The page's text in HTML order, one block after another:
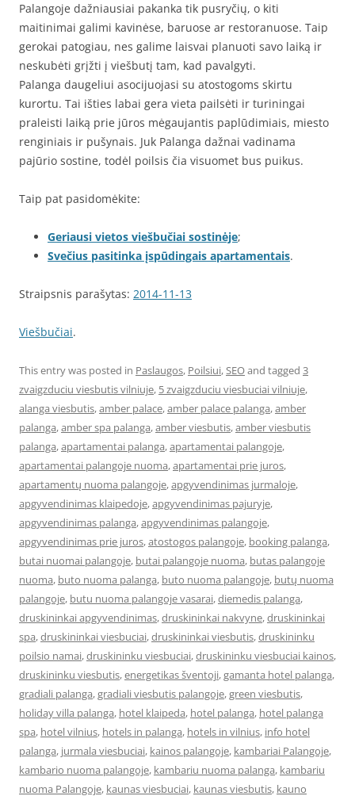
Palangoje dažniausiai pakanka tik pusryčių, o kiti
maitinimai galimi kavinėse, baruose ar restoranuose. Taip
gerokai patogiau, nes galime laisvai planuoti savo laiką ir
neskubėti grįžti į viešbutį tam, kad pavalgyti.
Palanga daugeliui asocijuojasi su atostogoms skirtu
kurortu. Tai išties labai gera vieta pailsėti ir turiningai
praleisti laiką prie jūros mėgaujantis paplūdimiais, miesto
renginiais ir pušynais. Juk Palanga dažnai vadinama
pajūrio sostine, todėl poilsis čia visuomet bus puikus.
Taip pat pasidomėkite:
Geriausi vietos viešbučiai sostinėje;
Svečius pasitinka įspūdingais apartamentais.
Straipsnis parašytas: 2014-11-13
Viešbučiai.
This entry was posted in Paslaugos, Poilsiui,SEOand tagged 3
zvaigzduciu viesbutis vilniuje, 5 zvaigzduciu viesbuciai vilniuje,
alanga viesbutis,amber palace,amber palace palanga,amber
palanga,amber spa palanga,amber viesbutis,amber viesbutis
palanga,apartamentai palanga,apartamentai palangoje,
apartamentai palangoje nuoma,apartamentai prie juros,
apartamentų nuoma palangoje,apgyvendinimas jurmaloje,
apgyvendinimas klaipedoje,apgyvendinimas pajuryje,
apgyvendinimas palanga,apgyvendinimas palangoje,
apgyvendinimas prie juros,atostogos palangoje, booking palanga,
butai nuomai palangoje, butai palangoje nuoma, butas palangoje
nuoma, buto nuoma palanga, buto nuoma palangoje, butų nuoma
palangoje, butu nuoma palangoje vasarai,diemedis palanga,
druskininkai apgyvendinimas,druskininkai nakvyne,druskininkai
spa,druskininkai viesbuciai,druskininkai viesbutis,druskininku
poilsio namai,druskininku viesbuciai,druskininku viesbuciai kainos,
druskininku viesbutis,energetikas šventoji,gamanta hotel palanga,
gradiali palanga,gradiali viesbutis palangoje,green viesbutis,
holiday villa palanga, hotel klaipeda, hotel palanga, hotel palanga
spa, hotel vilnius, hotels in palanga, hotels in vilnius, info hotel
palanga, jurmala viesbuciai, kainos palangoje, kambariai Palangoje,
kambario nuoma palangoje, kambariu nuoma palanga, kambariu
nuoma Palangoje, kaunas viesbuciai, kaunas viesbutis, kauno